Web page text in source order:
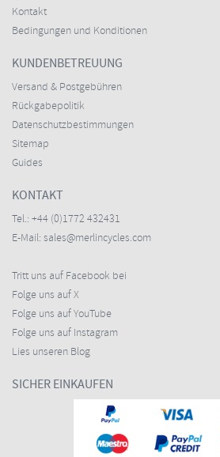
Kontakt
Bedingungen und Konditionen
KUNDENBETREUUNG
Versand & Postgebühren
Rückgabepolitik
Datenschutzbestimmungen
Sitemap
Guides
KONTAKT
Tel.: +44 (0)1772 432431
E-Mail: sales@merlincycles.com
Tritt uns auf Facebook bei
Folge uns auf X
Folge uns auf YouTube
Folge uns auf Instagram
Lies unseren Blog
SICHER EINKAUFEN